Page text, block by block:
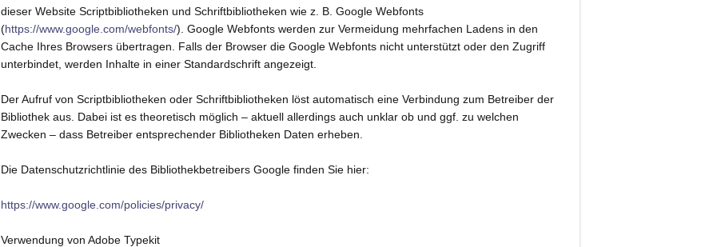
dieser Website Scriptbibliotheken und Schriftbibliotheken wie z. B. Google Webfonts
(https://www.google.com/webfonts/). Google Webfonts werden zur Vermeidung mehrfachen Ladens in den
Cache Ihres Browsers übertragen. Falls der Browser die Google Webfonts nicht unterstützt oder den Zugriff
unterbindet, werden Inhalte in einer Standardschrift angezeigt.
Der Aufruf von Scriptbibliotheken oder Schriftbibliotheken löst automatisch eine Verbindung zum Betreiber der
Bibliothek aus. Dabei ist es theoretisch möglich – aktuell allerdings auch unklar ob und ggf. zu welchen
Zwecken – dass Betreiber entsprechender Bibliotheken Daten erheben.
Die Datenschutzrichtlinie des Bibliothekbetreibers Google finden Sie hier:
https://www.google.com/policies/privacy/
Verwendung von Adobe Typekit